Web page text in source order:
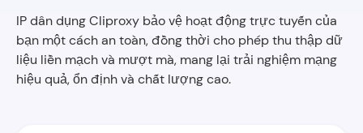
IP dân dụng Cliproxy bảo vệ hoạt động trực tuyến của
bạn một cách an toàn, đồng thời cho phép thu thập dữ
liệu liền mạch và mượt mà, mang lại trải nghiệm mạng
hiệu quả, ổn định và chất lượng cao.